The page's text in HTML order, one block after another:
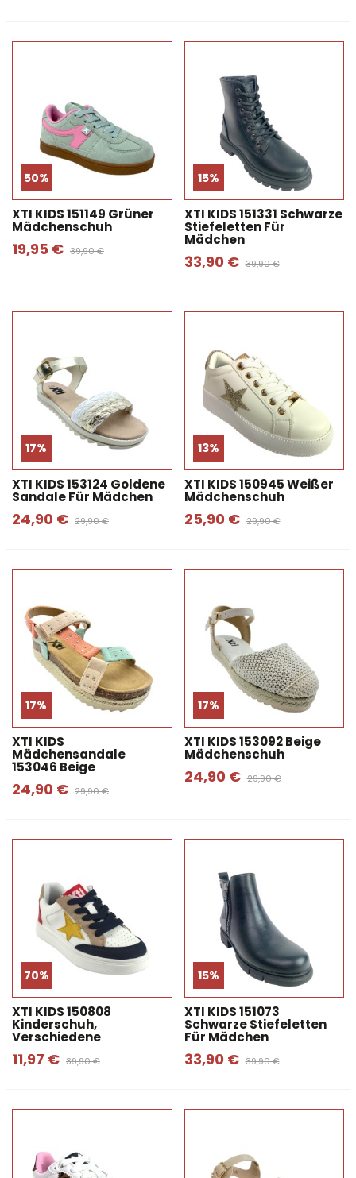
50%
XTI KIDS 151149 Grüner
Mädchenschuh
19,95 € 39,90 €
15%
XTI KIDS 151331 Schwarze
Stiefeletten Für
Mädchen
33,90 € 39,90 €
17%
XTI KIDS 153124 Goldene
Sandale Für Mädchen
24,90 € 29,90 €
13%
XTI KIDS 150945 Weißer
Mädchenschuh
25,90 € 29,90 €
17%
XTI KIDS
Mädchensandale
153046 Beige
24,90 € 29,90 €
17%
XTI KIDS 153092 Beige
Mädchenschuh
24,90 € 29,90 €
70%
XTI KIDS 150808
Kinderschuh,
Verschiedene
11,97 € 39,90 €
15%
XTI KIDS 151073
Schwarze Stiefeletten
Für Mädchen
33,90 € 39,90 €